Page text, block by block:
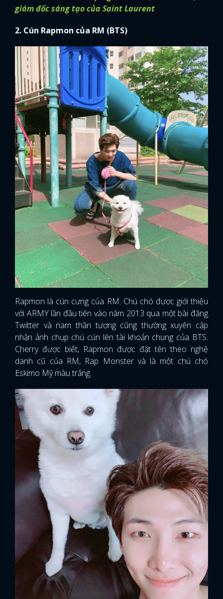
giám đốc sáng tạo của Saint Laurent
2. Cún Rapmon của RM (BTS)
Rapmon là cún cưng của RM. Chú chó được giới thiệu
với ARMY lần đầu tiên vào năm 2013 qua một bài đăng
Twitter và nam thần tượng cũng thường xuyên cập
nhận ảnh chụp chú cún lên tài khoản chung của BTS.
Cherry được biết, Rapmon được đặt tên theo nghệ
danh cũ của RM, Rap Monster và là một chú chó
Eskimo Mỹ màu trắng.